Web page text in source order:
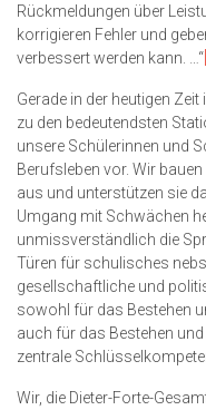
Rückmeldungen über
korrigieren Fehler und
verbessert werden kann. …“
Gerade in der heutigen
zu den bedeutendsten
unsere Schülerinnen und
Berufsleben vor. Wir
aus und unterstützen sie
Umgang mit Schwächen
unmissverständlich die
Türen für schulisches
gesellschaftliche und
sowohl für das Bestehen
auch für das Bestehen
zentrale
Wir, die Dieter-Forte-